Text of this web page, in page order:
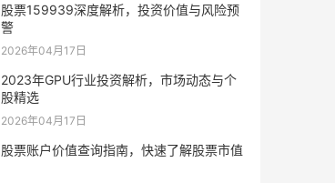
股票159939深度解析，投资价值与风险预
警
2026年04月17日
2023年GPU行业投资解析，市场动态与个
股精选
2026年04月17日
股票账户价值查询指南，快速了解股票市值